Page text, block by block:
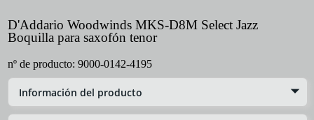
D'Addario Woodwinds MKS-D8M Select Jazz
Boquilla para saxofón tenor
nº de producto: 9000-0142-4195
Información del producto